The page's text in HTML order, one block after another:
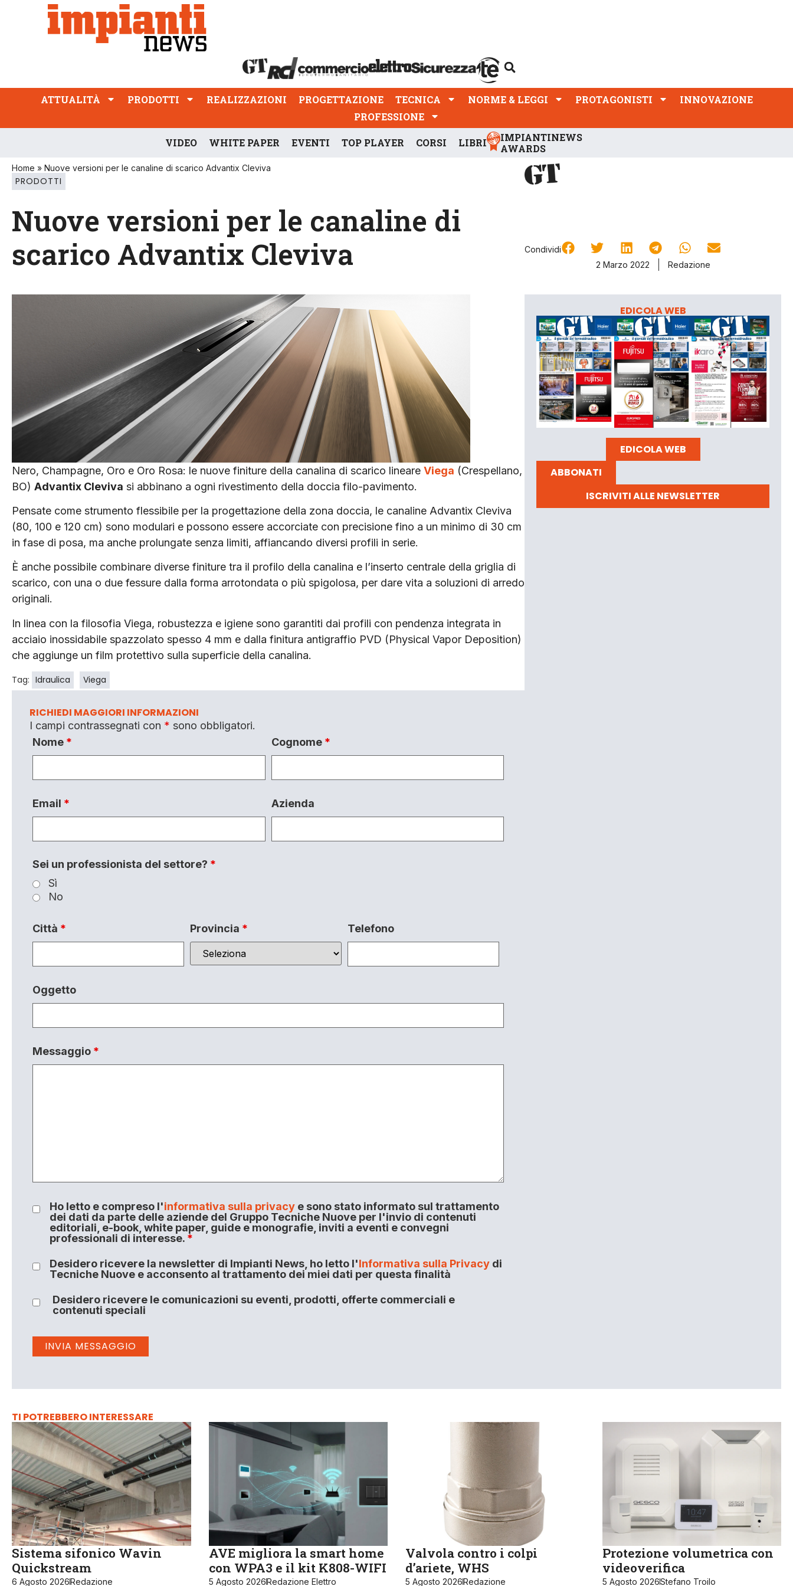
ATTUALITÀ PRODOTTI REALIZZAZIONI
PROFESSIONE
ATTUALITÀ PRODOTTI REALIZZAZIONI PROGETTAZIONE TECNICA NORME & LEGGI PROTAGONISTI
INNOVAZIONE
PROFESSIONE
VIDEO WHITE PAPER EVENTI TOP PLAYER CORSI LIBRI
IMPIANTINEWS
AWARDS
Home » Nuove versioni per le canaline di scarico Advantix Cleviva
PRODOTTI
Nuove versioni per le canaline di
scarico Advantix Cleviva
Condividi
2 Marzo 2022
Redazione
Nero, Champagne, Oro e Oro Rosa: le nuove finiture della canalina di scarico lineare Viega (Crespellano,
BO) Advantix Cleviva si abbinano a ogni rivestimento della doccia filo-pavimento.
Pensate come strumento flessibile per la progettazione della zona doccia, le canaline Advantix Cleviva
(80, 100 e 120 cm) sono modulari e possono essere accorciate con precisione fino a un minimo di 30 cm
in fase di posa, ma anche prolungate senza limiti, affiancando diversi profili in serie.
È anche possibile combinare diverse finiture tra il profilo della canalina e l’inserto centrale della griglia di
scarico, con una o due fessure dalla forma arrotondata o più spigolosa, per dare vita a soluzioni di arredo
originali.
In linea con la filosofia Viega, robustezza e igiene sono garantiti dai profili con pendenza integrata in
acciaio inossidabile spazzolato spesso 4 mm e dalla finitura antigraffio PVD (Physical Vapor Deposition)
che aggiunge un film protettivo sulla superficie della canalina.
Tag: Idraulica Viega
RICHIEDI MAGGIORI INFORMAZIONI
I campi contrassegnati con * sono obbligatori.
Nome * Cognome *
Email * Azienda
Sei un professionista del settore? *
Sì
No
Città * Provincia * Telefono
Oggetto
Messaggio *
Ho letto e compreso l'informativa sulla privacye sono stato informato sul trattamento
dei dati da parte delle aziende del Gruppo Tecniche Nuove per l'invio di contenuti
editoriali, e-book, white paper, guide e monografie, inviti a eventi e convegni
professionali di interesse. *
Desidero ricevere la newsletter di Impianti News, ho letto l'Informativa sulla Privacydi
Tecniche Nuove e acconsento al trattamento dei miei dati per questa finalità
Desidero ricevere le comunicazioni su eventi, prodotti, offerte commerciali e
contenuti speciali
EDICOLA WEB
EDICOLA WEB
ABBONATI
ISCRIVITI ALLE NEWSLETTER
TI POTREBBERO INTERESSARE
Sistema sifonico Wavin
Quickstream
6 Agosto 2026Redazione
AVE migliora la smart home
con WPA3 e il kit K808-WIFI
5 Agosto 2026Redazione Elettro
Valvola contro i colpi
d’ariete, WHS
5 Agosto 2026Redazione
Protezione volumetrica con
videoverifica
5 Agosto 2026Stefano Troilo